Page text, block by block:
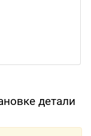
детали